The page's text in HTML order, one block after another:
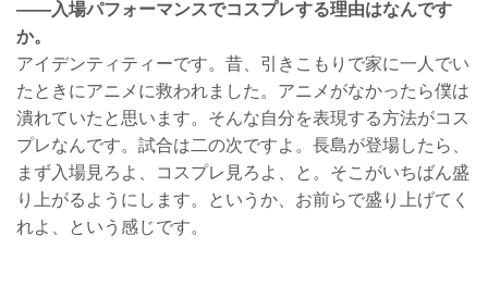
――入場パフォーマンスでコスプレする理由はなんです
か。
アイデンティティーです。昔、引きこもりで家に一人でい
たときにアニメに救われました。アニメがなかったら僕は
潰れていたと思います。そんな自分を表現する方法がコス
プレなんです。試合は二の次ですよ。長島が登場したら、
まず入場見ろよ、コスプレ見ろよ、と。そこがいちばん盛
り上がるようにします。というか、お前らで盛り上げてく
れよ、という感じです。